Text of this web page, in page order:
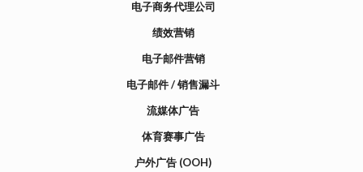
电子商务代理公司
绩效营销
电子邮件营销
电子邮件 / 销售漏斗
流媒体广告
体育赛事广告
户外广告 (OOH)